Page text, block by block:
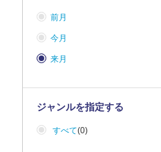
前月
今月
来月
ジャンルを指定する
すべて(0)